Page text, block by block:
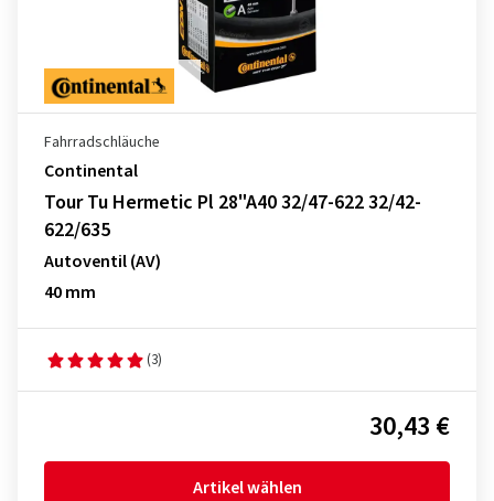
Fahrradschläuche
Continental
Tour Tu Hermetic Pl 28"A40 32/47-622 32/42-
622/635
Autoventil (AV)
40 mm
(3)
30,43 €
Artikel wählen